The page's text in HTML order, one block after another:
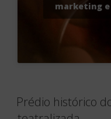
marketing
Prédio histórico